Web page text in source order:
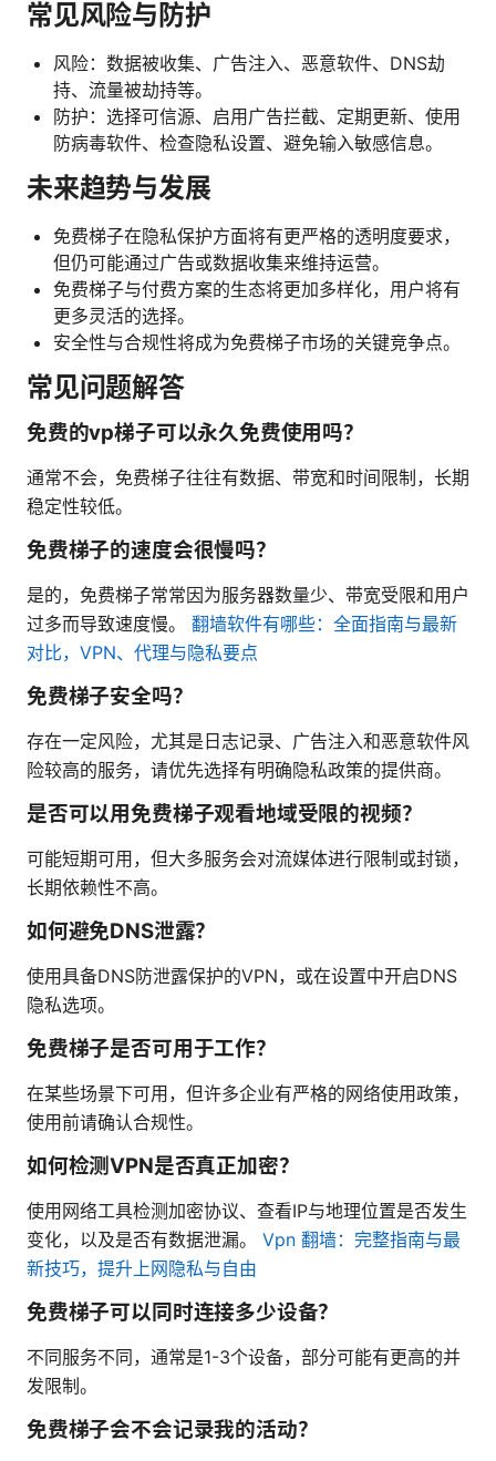
常见风险与防护
风险：数据被收集、广告注入、恶意软件、DNS劫
持、流量被劫持等。
防护：选择可信源、启用广告拦截、定期更新、使用
防病毒软件、检查隐私设置、避免输入敏感信息。
未来趋势与发展
免费梯子在隐私保护方面将有更严格的透明度要求，
但仍可能通过广告或数据收集来维持运营。
免费梯子与付费方案的生态将更加多样化，用户将有
更多灵活的选择。
安全性与合规性将成为免费梯子市场的关键竞争点。
常见问题解答
免费的vp梯子可以永久免费使用吗？
通常不会，免费梯子往往有数据、带宽和时间限制，长期
稳定性较低。
免费梯子的速度会很慢吗？
是的，免费梯子常常因为服务器数量少、带宽受限和用户
过多而导致速度慢。 翻墙软件有哪些：全面指南与最新
对比，VPN、代理与隐私要点
免费梯子安全吗？
存在一定风险，尤其是日志记录、广告注入和恶意软件风
险较高的服务，请优先选择有明确隐私政策的提供商。
是否可以用免费梯子观看地域受限的视频？
可能短期可用，但大多服务会对流媒体进行限制或封锁，
长期依赖性不高。
如何避免DNS泄露？
使用具备DNS防泄露保护的VPN，或在设置中开启DNS
隐私选项。
免费梯子是否可用于工作？
在某些场景下可用，但许多企业有严格的网络使用政策，
使用前请确认合规性。
如何检测VPN是否真正加密？
使用网络工具检测加密协议、查看IP与地理位置是否发生
变化，以及是否有数据泄漏。 Vpn 翻墙：完整指南与最
新技巧，提升上网隐私与自由
免费梯子可以同时连接多少设备？
不同服务不同，通常是1-3个设备，部分可能有更高的并
发限制。
免费梯子会不会记录我的活动？